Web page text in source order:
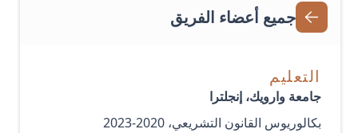
جميع أعضاء الفريق
التعليم
جامعة وارويك، إنجلترا
بكالوريوس القانون التشريعي، 2020-2023